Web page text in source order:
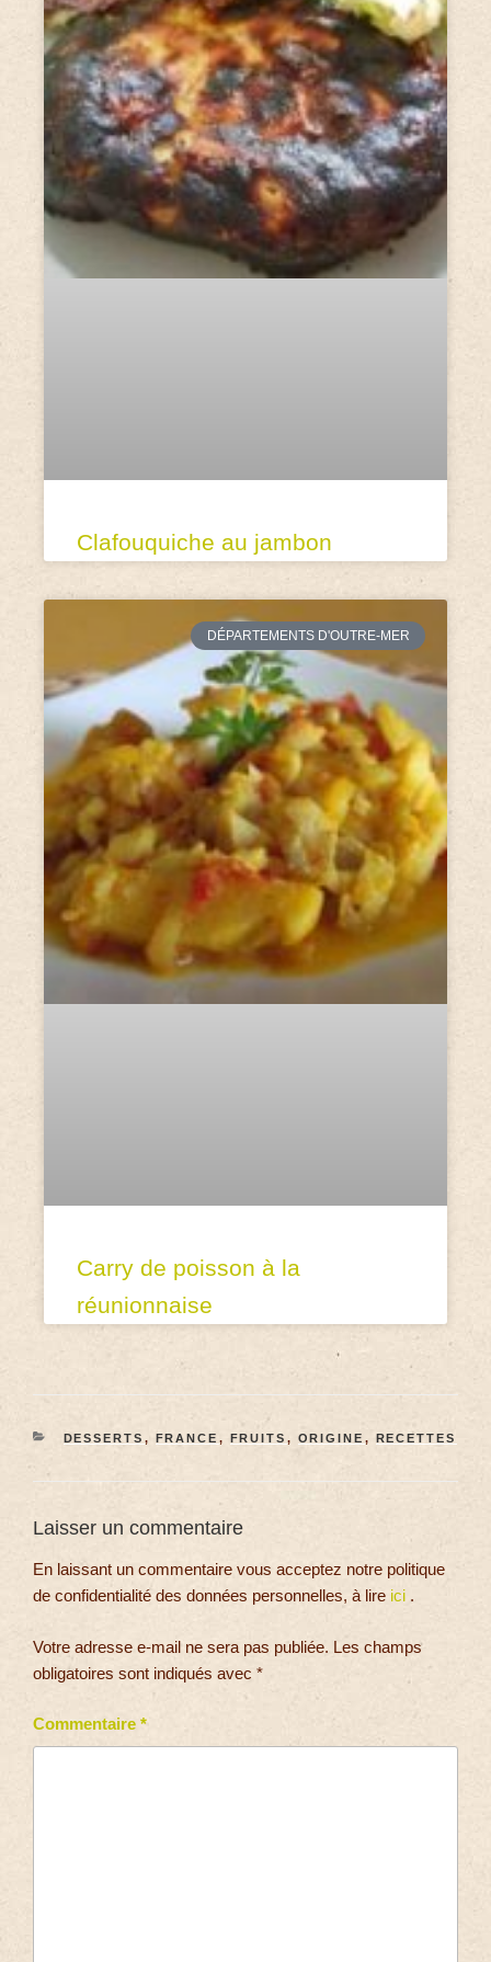
Clafouquiche au jambon
DÉPARTEMENTS D'OUTRE-MER
Carry de poisson à la
réunionnaise
DESSERTS , FRANCE , FRUITS , ORIGINE , RECETTES
Laisser un commentaire
En laissant un commentaire vous acceptez notre politique
de confidentialité des données personnelles, à lire ici .
Votre adresse e-mail ne sera pas publiée. Les champs
obligatoires sont indiqués avec *
Commentaire *